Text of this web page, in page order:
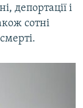
депортації і
сотні